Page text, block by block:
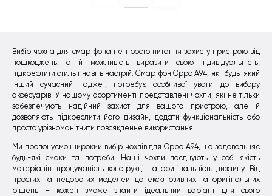
Вибір чохла для смартфона не просто питання захисту пристрою від
пошкоджень, а й можливість виразити свою індивідуальність,
підкреслити стиль і навіть настрій. Смартфон Oppo A94, як і будь-який
інший сучасний гаджет, потребує особливої уваги до вибору
аксесуарів. У нашому асортименті представлені чохли, які не тільки
забезпечують надійний захист для вашого пристрою, але й
дозволяють підкреслити його дизайн, додати функціональність або
просто урізноманітнити повсякденне використання.
Ми пропонуємо широкий вибір чохлів для Oppo A94, що задовольняє
будь-які смаки та потреби. Наші чохли поєднують у собі якість
матеріалів, продуманість конструкції та оригінальність дизайну. Від
простих та недорогих моделей до ексклюзивних та оригінальних
рішень – кожен зможе знайти ідеальний варіант для свого